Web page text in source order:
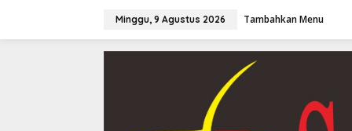
Minggu, 9 Agustus 2026 Tambahkan Menu